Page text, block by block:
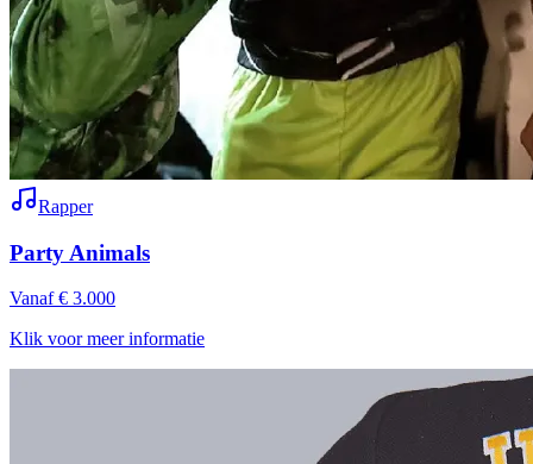
Rapper
Party Animals
Vanaf € 3.000
Klik voor meer informatie